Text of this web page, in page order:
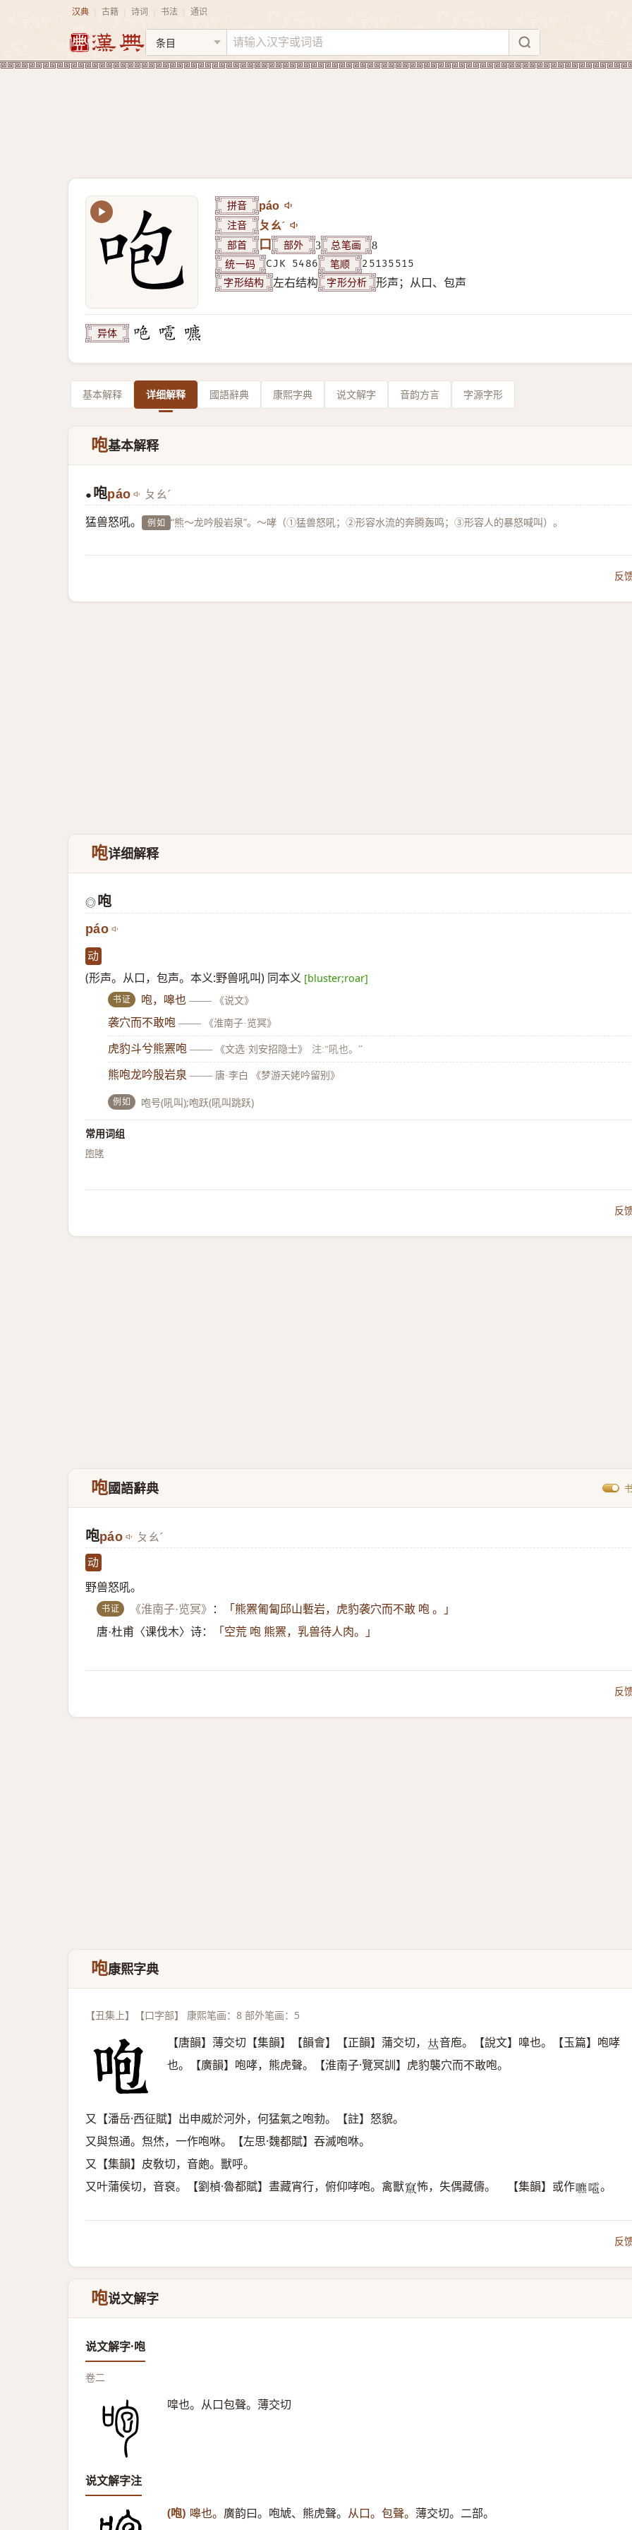
汉典 古籍 诗词 书法 通识
拼音 páo
注音 ㄆㄠˊ
部首 口 部外 3 总笔画 8
统一码 CJK 5486 笔顺 25135515
字形结构 左右结构 字形分析 形声；从口、包声
异体
基本解释 详细解释 國語辭典 康熙字典 说文解字 音韵方言 字源字形
咆基本解释
● 咆páo ㄆㄠˊ
猛兽怒吼。 例如 “熊～龙吟殷岩泉”。～哮（①猛兽怒吼；②形容水流的奔腾轰鸣；③形容人的暴怒喊叫）。
反
咆详细解释
◎咆
páo
动
(形声。从口，包声。本义:野兽吼叫) 同本义 [bluster;roar]
书证 咆，嗥也 —— 《说文》
袭穴而不敢咆 —— 《淮南子·览冥》
虎豹斗兮熊罴咆 —— 《文选·刘安招隐士》 注:“吼也。”
熊咆龙吟殷岩泉 —— 唐·李白 《梦游天姥吟留别》
例如 咆号(吼叫);咆跃(吼叫跳跃)
常用词组
咆哮
反
咆國語辭典
咆páo ㄆㄠˊ
动
野兽怒吼。
书证 《淮南子·览冥》 ：
「熊罴匍匐邱山磛岩，虎豹袭穴而不敢 咆 。」
唐·杜甫〈课伐木〉诗：
「空荒 咆 熊罴，乳兽待人肉。」
反
咆康熙字典
【丑集上】【口字部】 康熙笔画：8 部外笔画：5
【唐韻】薄交切【集韻】【韻會】【正韻】蒲交切， 𠀤音庖。【說文】嘷也。【玉篇】咆哮
也。【廣韻】咆哮，熊虎聲。【淮南子·覽冥訓】虎豹襲穴而不敢咆。
又【潘岳·西征賦】出申威於河外，何猛氣之咆勃。【註】怒貌。
又與炰通。炰烋，一作咆咻。【左思·魏都賦】吞滅咆咻。
又【集韻】皮敎切，音皰。獸呼。
又叶蒲侯切，音裒。【劉楨·魯都賦】晝藏宵行，俯仰哮咆。禽獸𥨥 怖，失偶藏儔。 【集韻】或作𡂘 𠿙 。
反
咆说文解字
说文解字·咆
卷二
噑也。从口包聲。薄交切
说文解字注
(咆) 嗥也。 廣韵曰。咆虓、熊虎聲。 从口。包聲。 薄交切。二部。